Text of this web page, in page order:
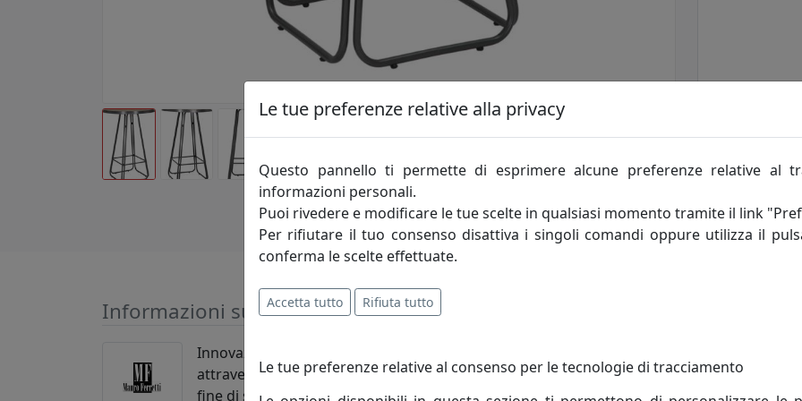
Informazioni sul brand
Innovazione-creatività-competitività: sono i principi fondamentali che incarnano lo
attraverso le evoluzioni del mercato, opera alla ricerca di un costante miglioramento
fine di soddisfare pienamente le esigenze di ogni cliente.
Le tue preferenze relative alla privacy
Questo pannello ti permette di esprimere alcune preferenze relative al
informazioni personali.
Puoi rivedere e modificare le tue scelte in qualsiasi momento tramite il link
Per rifiutare il tuo consenso disattiva i singoli comandi oppure utilizza il
conferma le scelte effettuate.
Accetta tutto Rifiuta tutto
Le tue preferenze relative al consenso per le tecnologie di tracciamento